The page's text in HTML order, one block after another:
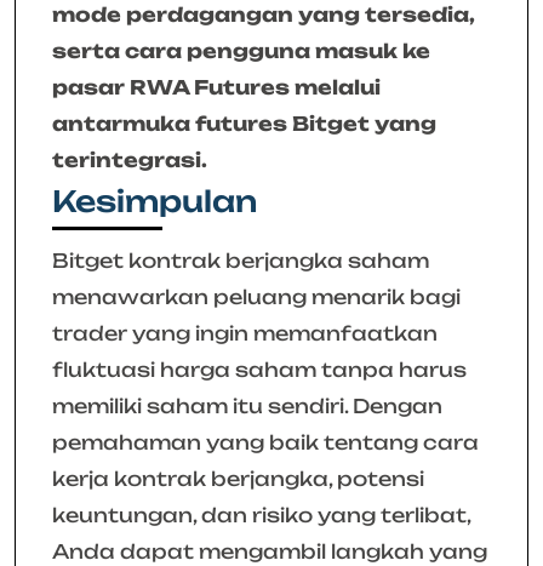
mode perdagangan yang tersedia,
serta cara pengguna masuk ke
pasar RWA Futures melalui
antarmuka futures Bitget yang
terintegrasi.
Kesimpulan
Bitget kontrak berjangka saham
menawarkan peluang menarik bagi
trader yang ingin memanfaatkan
fluktuasi harga saham tanpa harus
memiliki saham itu sendiri. Dengan
pemahaman yang baik tentang cara
kerja kontrak berjangka, potensi
keuntungan, dan risiko yang terlibat,
Anda dapat mengambil langkah yang